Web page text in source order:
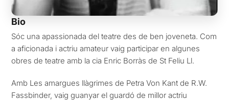
Bio
Sóc una apassionada del teatre des de ben joveneta. Com
a aficionada i actriu amateur vaig participar en algunes
obres de teatre amb la cia Enric Borràs de St Feliu Ll.
Amb Les amargues llàgrimes de Petra Von Kant de R.W.
Fassbinder, vaig guanyar el guardó de millor actriu